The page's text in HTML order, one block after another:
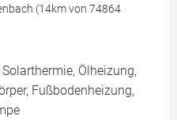
(14km von 74864
Ölheizung,
Fußbodenheizung,